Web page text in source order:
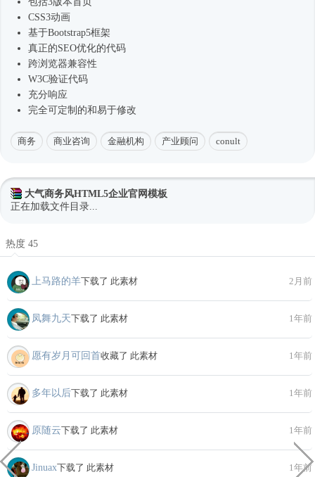
CSS3动画
基于Bootstrap5框架
真正的SEO优化的代码
跨浏览器兼容性
W3C验证代码
充分响应
完全可定制的和易于修改
商务 商业咨询 金融机构 产业顾问 conult
大气商务风HTML5企业官网模板
正在加载文件目录...
热度 45
上马路的羊下载了 此素材 2月前
凤舞九天下载了 此素材 1年前
愿有岁月可回首收藏了 此素材 1年前
多年以后下载了 此素材 1年前
原随云下载了 此素材 1年前
Jinuax下载了 此素材 1年前